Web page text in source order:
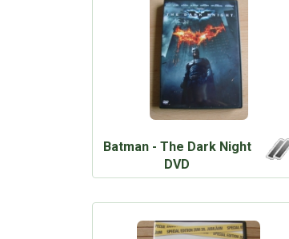
Batman - The Dark Night
DVD